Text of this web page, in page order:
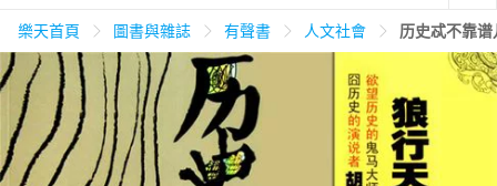
天天免運 美食蛋糕 民生用品
樂天首頁 圖書與雜誌 有聲書 人文社會 历史忒不靠